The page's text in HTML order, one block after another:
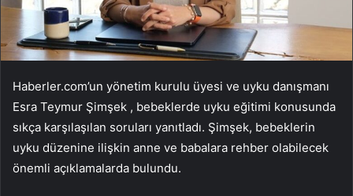
Haberler.com’un yönetim kurulu üyesi ve uyku danışmanı
Esra Teymur Şimşek , bebeklerde uyku eğitimi konusunda
sıkça karşılaşılan soruları yanıtladı. Şimşek, bebeklerin
uyku düzenine ilişkin anne ve babalara rehber olabilecek
önemli açıklamalarda bulundu.